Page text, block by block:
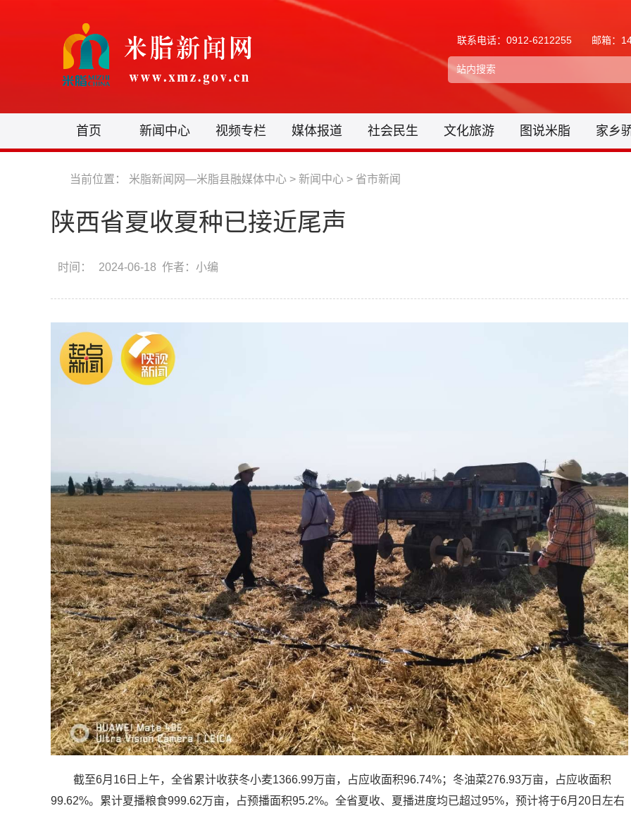
联系电话：0912-6212255 邮箱：
首页 新闻中心 视频专栏 媒体报道 社会民生 文化旅游 图说米脂 家乡
当前位置： 米脂新闻网—米脂县融媒体中心 > 新闻中心 > 省市新闻
陕西省夏收夏种已接近尾声
时间： 2024-06-18 作者：小编
截至6月16日上午，全省累计收获冬小麦1366.99万亩，占应收面积96.74%；冬油菜276.93万亩，占应收面积
99.62%。累计夏播粮食999.62万亩，占预播面积95.2%。全省夏收、夏播进度均已超过95%，预计将于6月20日左右